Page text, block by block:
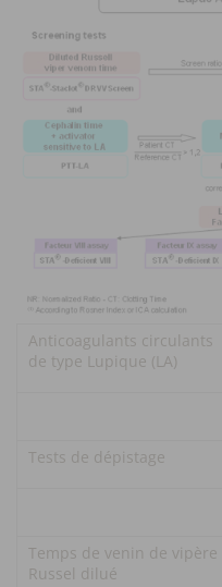
Anticoagulants circulants
de type Lupique (LA)
Tests de dépistage
Temps de venin de vipère
Russel dilué